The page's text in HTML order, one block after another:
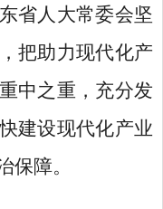
省人大常委会坚
把助力现代化产
中之重，充分发
建设现代化产业
保障。